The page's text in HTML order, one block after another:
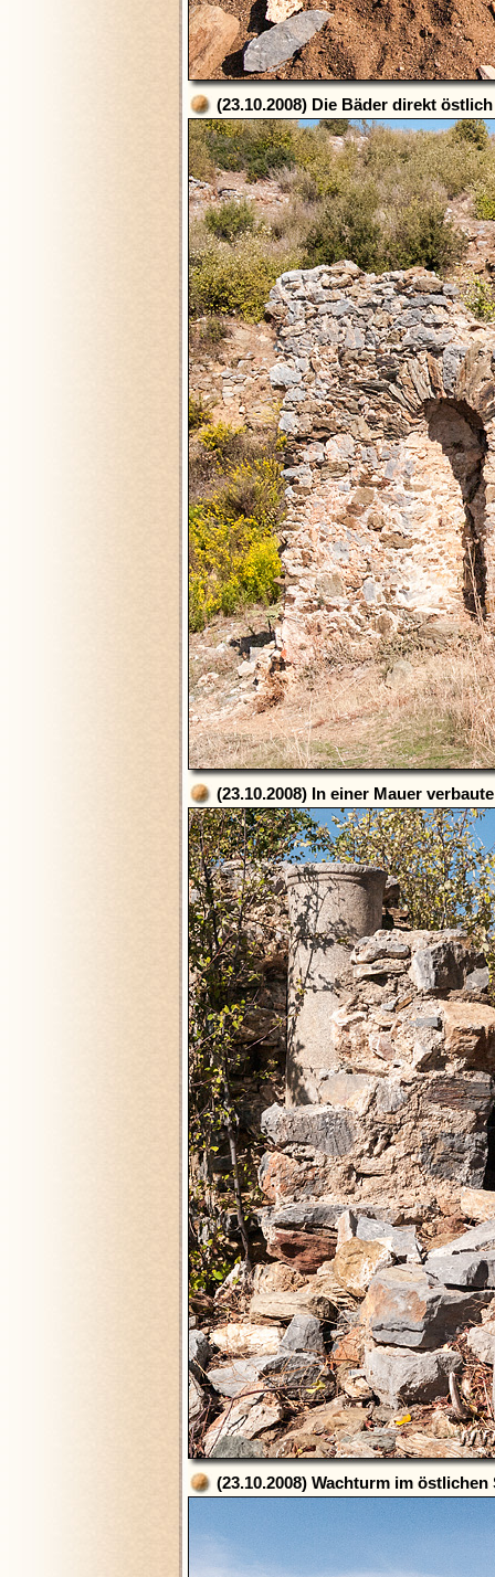
(23.10.2008) Die Bäder direkt
(23.10.2008) In einer Mauer
(23.10.2008) Wachturm im